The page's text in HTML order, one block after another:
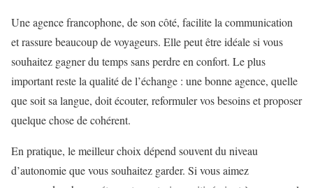
Une agence francophone, de son côté, facilite la communication
et rassure beaucoup de voyageurs. Elle peut être idéale si vous
souhaitez gagner du temps sans perdre en confort. Le plus
important reste la qualité de l’échange : une bonne agence, quelle
que soit sa langue, doit écouter, reformuler vos besoins et proposer
quelque chose de cohérent.
En pratique, le meilleur choix dépend souvent du niveau
d’autonomie que vous souhaitez garder. Si vous aimez